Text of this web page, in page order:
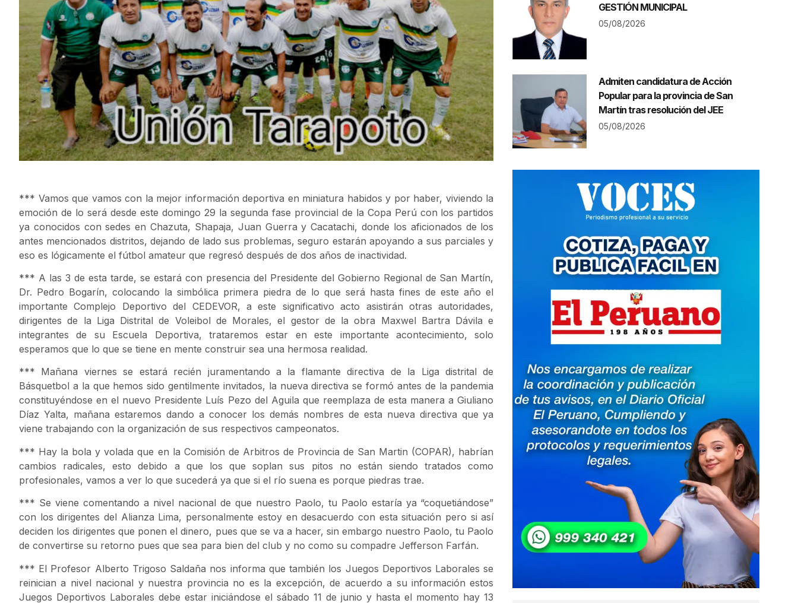
*** Vamos que vamos con la mejor información deportiva en miniatura habidos y por haber, viviendo la
emoción de lo será desde este domingo 29 la segunda fase provincial de la Copa Perú con los partidos
ya conocidos con sedes en Chazuta, Shapaja, Juan Guerra y Cacatachi, donde los aficionados de los
antes mencionados distritos, dejando de lado sus problemas, seguro estarán apoyando a sus parciales y
eso es lógicamente el fútbol amateur que regresó después de dos años de inactividad.
*** A las 3 de esta tarde, se estará con presencia del Presidente del Gobierno Regional de San Martín,
Dr. Pedro Bogarín, colocando la simbólica primera piedra de lo que será hasta fines de este año el
importante Complejo Deportivo del CEDEVOR, a este significativo acto asistirán otras autoridades,
dirigentes de la Liga Distrital de Voleibol de Morales, el gestor de la obra Maxwel Bartra Dávila e
integrantes de su Escuela Deportiva, trataremos estar en este importante acontecimiento, solo
esperamos que lo que se tiene en mente construir sea una hermosa realidad.
*** Mañana viernes se estará recién juramentando a la flamante directiva de la Liga distrital de
Básquetbol a la que hemos sido gentilmente invitados, la nueva directiva se formó antes de la pandemia
constituyéndose en el nuevo Presidente Luís Pezo del Aguila que reemplaza de esta manera a Giuliano
Díaz Yalta, mañana estaremos dando a conocer los demás nombres de esta nueva directiva que ya
viene trabajando con la organización de sus respectivos campeonatos.
*** Hay la bola y volada que en la Comisión de Arbitros de Provincia de San Martin (COPAR), habrían
cambios radicales, esto debido a que los que soplan sus pitos no están siendo tratados como
profesionales, vamos a ver lo que sucederá ya que si el río suena es porque piedras trae.
*** Se viene comentando a nivel nacional de que nuestro Paolo, tu Paolo estaría ya “coquetiándose”
con los dirigentes del Alianza Lima, personalmente estoy en desacuerdo con esta situación pero si así
deciden los dirigentes que ponen el dinero, pues que se va a hacer, sin embargo nuestro Paolo, tu Paolo
de convertirse su retorno pues que sea para bien del club y no como su compadre Jefferson Farfán.
*** El Profesor Alberto Trigoso Saldaña nos informa que también los Juegos Deportivos Laborales se
reinician a nivel nacional y nuestra provincia no es la excepción, de acuerdo a su información estos
Juegos Deportivos Laborales debe estar iniciándose el sábado 11 de junio y hasta el momento hay 13
GESTIÓN MUNICIPAL
05/08/2026
Admiten candidatura de Acción
Popular para la provincia de San
Martín tras resolución del JEE
05/08/2026